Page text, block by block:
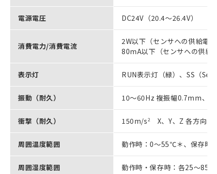
電源電圧 DC24V（20.4～26.4V）
消費電力/消費電流
2W以下（センサへの供給電
80mA以下（センサへの供給
表示灯 RUN表示灯（緑）、SS（
振動（耐久） 10～60Hz 複振幅0.7mm、
衝撃（耐久） 150m/s2 X、Y、Z 各方向3
周囲温度範囲 動作時：0～55℃＊、保存時
周囲湿度範囲 動作時・保存時：各25～